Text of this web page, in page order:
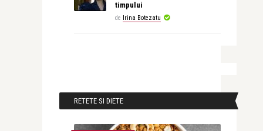
timpului
de Irina Botezatu
RETETE SI DIETE